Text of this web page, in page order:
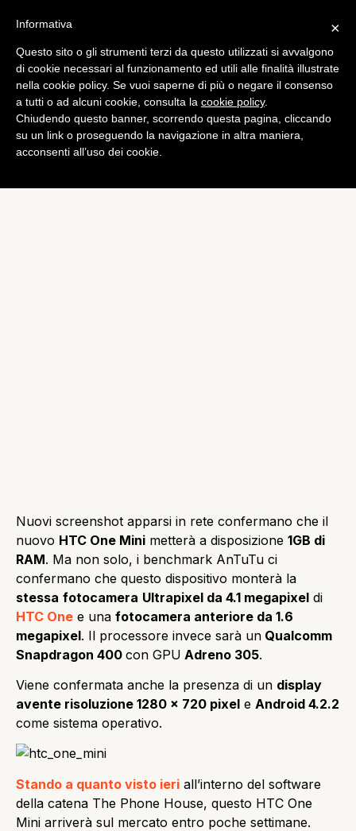
Mobile
HTC One Mini avrà 1GB di
RAM
di Alessandro Moretti
Nuovi screenshot apparsi in rete confermano che il
nuovo HTC One Mini metterà a disposizione 1GB di
RAM. Ma non solo, i benchmark AnTuTu ci
confermano che questo dispositivo monterà la
stessa fotocamera Ultrapixel da 4.1 megapixel di
HTC One e una fotocamera anteriore da 1.6
megapixel. Il processore invece sarà un Qualcomm
Snapdragon 400 con GPU Adreno 305.
Viene confermata anche la presenza di un display
avente risoluzione 1280 x 720 pixel e Android 4.2.2
come sistema operativo.
Stando a quanto visto ieri all’interno del software
della catena The Phone House, questo HTC One
Mini arriverà sul mercato entro poche settimane.
×
Informativa
Questo sito o gli strumenti terzi da questo utilizzati si avvalgono
di cookie necessari al funzionamento ed utili alle finalità illustrate
nella cookie policy. Se vuoi saperne di più o negare il consenso
a tutti o ad alcuni cookie, consulta la cookie policy.
Chiudendo questo banner, scorrendo questa pagina, cliccando
su un link o proseguendo la navigazione in altra maniera,
acconsenti all’uso dei cookie.